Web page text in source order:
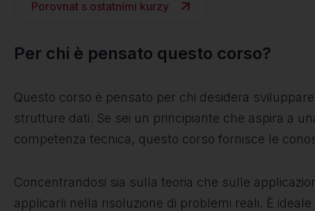
Porovnat s ostatními kurzy
Per chi è pensato questo corso?
Questo corso è pensato per chi desidera
strutture dati. Se sei un principiante che aspira a
competenza tecnica, questo corso fornisce le
Concentrandosi sia sulla teoria che sulle
applicarli nella risoluzione di problemi reali. È